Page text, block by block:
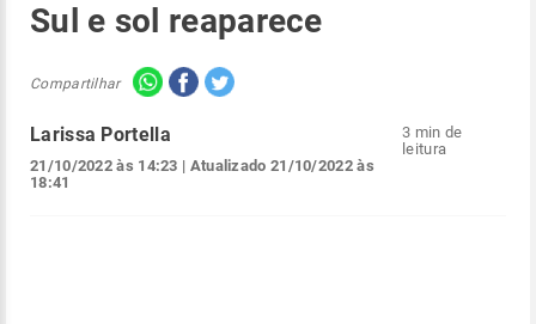
Sul e sol reaparece
Compartilhar
Larissa Portella
21/10/2022 às 14:23 | Atualizado 21/10/2022 às
18:41
3 min de
leitura